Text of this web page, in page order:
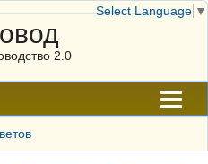
2.0
Select Language ▼